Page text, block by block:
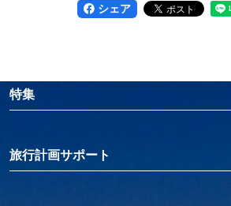
シェア
特集
旅行計画サポート